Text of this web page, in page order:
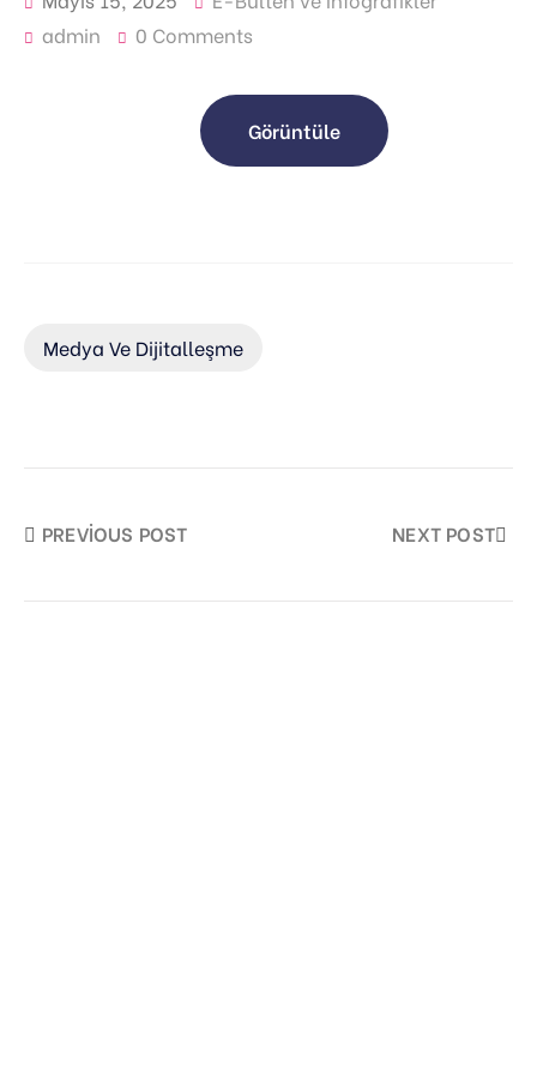
admin
0 Comments
Görüntüle
Medya Ve Dijitalleşme
PREVIOUS POST NEXT POST